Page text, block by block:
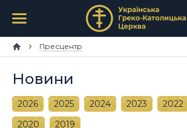
Пресцентр
Новини
2026 2025 2024 2023 2022
2020
2019